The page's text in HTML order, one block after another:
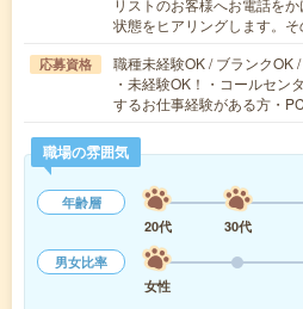
リストのお客様へお電話を
状態をヒアリングします。
応募資格
職種未経験OK / ブランクOK
・未経験OK！・コールセン
するお仕事経験がある方・
職場の雰囲気
年齢層
20代
30代
男女比率
女性